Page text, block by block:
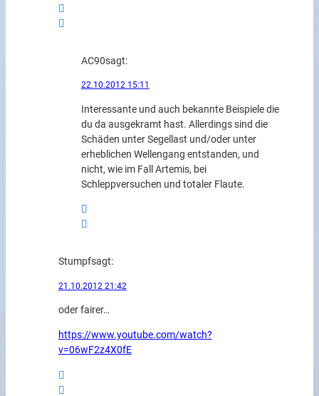
AC90sagt:
22.10.2012 15:11
Interessante und auch bekannte Beispiele die
du da ausgekramt hast. Allerdings sind die
Schäden unter Segellast und/oder unter
erheblichen Wellengang entstanden, und
nicht, wie im Fall Artemis, bei
Schleppversuchen und totaler Flaute.
Stumpfsagt:
21.10.2012 21:42
oder fairer…
https://www.youtube.com/watch?
v=06wF2z4X0fE